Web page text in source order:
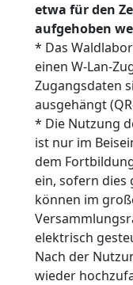
etwa für den
aufgehoben
* Das
einen W-Lan-
Zugangsdaten
ausgehängt
* Die Nutzung
ist nur im
dem
ein, sofern dies
können im
elektrisch
Nach der
wieder